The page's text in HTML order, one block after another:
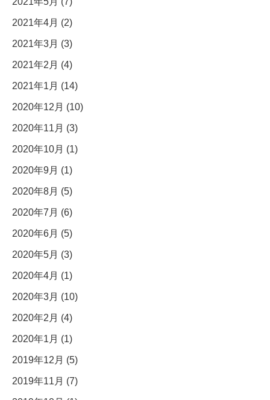
2021年4月 (2)
2021年3月 (3)
2021年2月 (4)
2021年1月 (14)
2020年12月 (10)
2020年11月 (3)
2020年10月 (1)
2020年9月 (1)
2020年8月 (5)
2020年7月 (6)
2020年6月 (5)
2020年5月 (3)
2020年4月 (1)
2020年3月 (10)
2020年2月 (4)
2020年1月 (1)
2019年12月 (5)
2019年11月 (7)